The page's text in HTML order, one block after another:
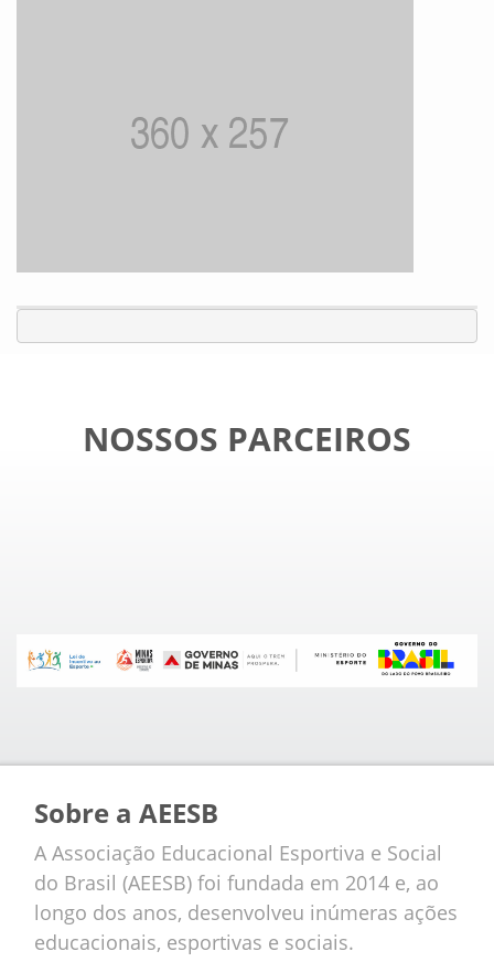
NOSSOS PARCEIROS
Sobre a AEESB
A Associação Educacional Esportiva e Social
do Brasil (AEESB) foi fundada em 2014 e, ao
longo dos anos, desenvolveu inúmeras ações
educacionais, esportivas e sociais.